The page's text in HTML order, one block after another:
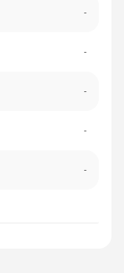
-
-
-
-
-